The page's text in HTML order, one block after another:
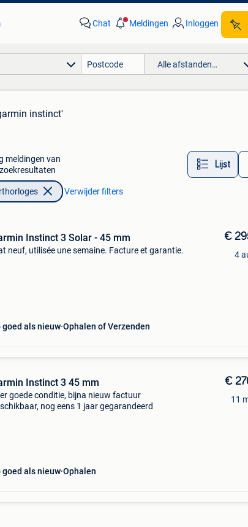
Chat Meldingen Inloggen
Alle afstanden…
instinct'
meldingen van
Lijst
Verwijder filters
Instinct 3 Solar - 45 mm
neuf, utilisée une semaine. Facture et garantie.
goed als nieuw Ophalen of Verzenden
€
4
Instinct 3 45 mm
goede conditie, bijna nieuw factuur
nog eens 1 jaar gegarandeerd
goed als nieuw Ophalen
€
11